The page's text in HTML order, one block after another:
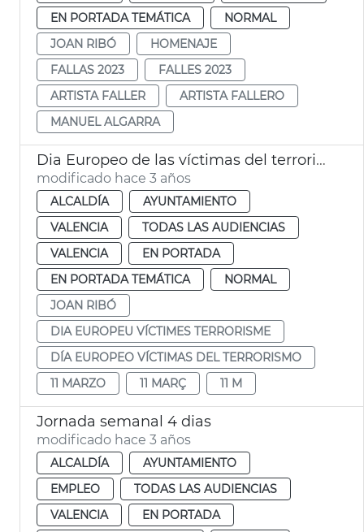
EN PORTADA TEMÁTICA
NORMAL
JOAN RIBÓ
HOMENAJE
FALLAS 2023
FALLES 2023
ARTISTA FALLER
ARTISTA FALLERO
MANUEL ALGARRA
Dia Europeo de las víctimas del terrorismo
modificado hace 3 años
ALCALDÍA
AYUNTAMIENTO
VALENCIA
TODAS LAS AUDIENCIAS
VALENCIA
EN PORTADA
EN PORTADA TEMÁTICA
NORMAL
JOAN RIBÓ
DIA EUROPEU VÍCTIMES TERRORISME
DÍA EUROPEO VÍCTIMAS DEL TERRORISMO
11 MARZO
11 MARÇ 11 M
Jornada semanal 4 dias
modificado hace 3 años
ALCALDÍA
AYUNTAMIENTO
EMPLEO
TODAS LAS AUDIENCIAS
VALENCIA
EN PORTADA